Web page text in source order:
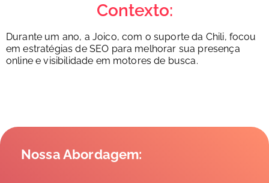
Contexto:
Durante um ano, a Joico, com o suporte da Chili, focou
em estratégias de SEO para melhorar sua presença
online e visibilidade em motores de busca.
Nossa Abordagem: